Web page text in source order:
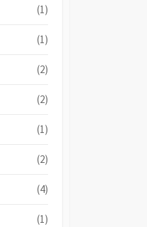
(1)
(1)
(2)
(2)
(1)
(2)
(4)
(1)